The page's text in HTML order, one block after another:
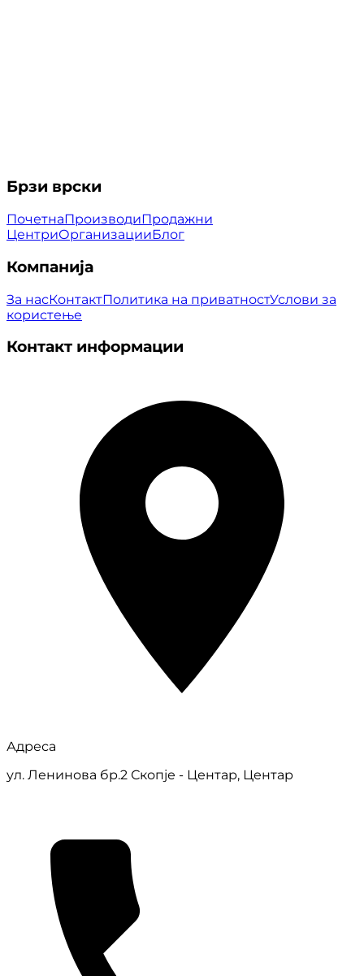
Брзи врски
ПочетнаПроизводиПродажни
ЦентриОрганизацииБлог
Компанија
За насКонтактПолитика на приватностУслови за
користење
Контакт информации
Адреса
ул. Ленинова бр.2 Скопје - Центар, Центар